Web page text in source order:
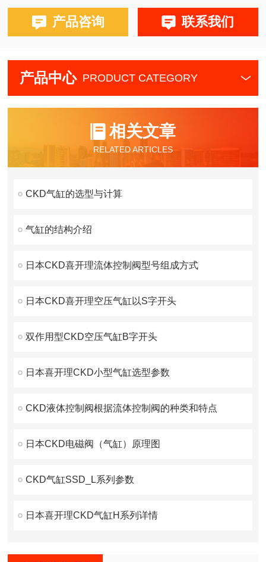
产品咨询 联系我们
产品中心 PRODUCT CATEGORY
相关文章
RELATED ARTICLES
CKD气缸的选型与计算
气缸的结构介绍
日本CKD喜开理流体控制阀型号组成方式
日本CKD喜开理空压气缸以S字开头
双作用型CKD空压气缸B字开头
日本喜开理CKD小型气缸选型参数
CKD液体控制阀根据流体控制阀的种类和特点
日本CKD电磁阀（气缸）原理图
CKD气缸SSD_L系列参数
日本喜开理CKD气缸H系列详情